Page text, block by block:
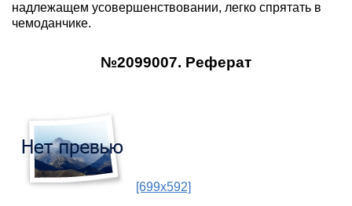
надлежащем усовершенствовании, легко спрятать в
чемоданчике.
№2099007. Реферат
[699x592]